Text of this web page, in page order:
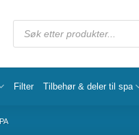
Filter Tilbehør & deler til spa